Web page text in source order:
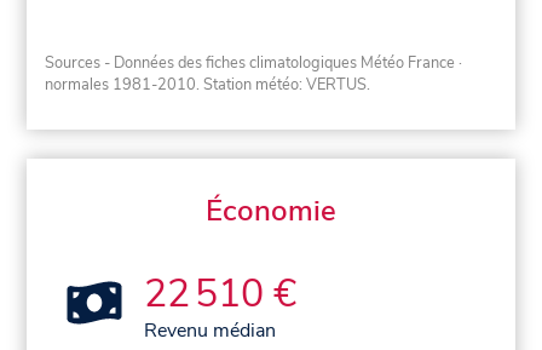
Sources - Données des fiches climatologiques Météo France ·
normales 1981-2010. Station météo: VERTUS.
Économie
22 510 €
Revenu médian